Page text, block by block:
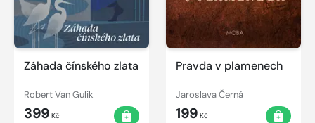
Záhada čínského zlata
Robert Van Gulik
399 Kč
Pravda v plamenech
Jaroslava Černá
199 Kč